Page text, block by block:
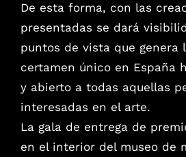
De esta forma, con las
presentadas se dará
puntos de vista que genera
certamen único en España
y abierto a todas aquellas
interesadas en el arte.
La gala de entrega de
en el interior del museo de